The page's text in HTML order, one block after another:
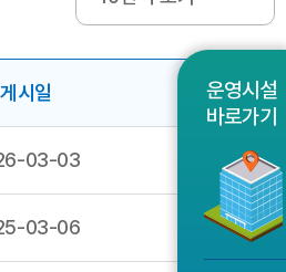
운영시설
바로가기
게시일 파일
03-03
03-06